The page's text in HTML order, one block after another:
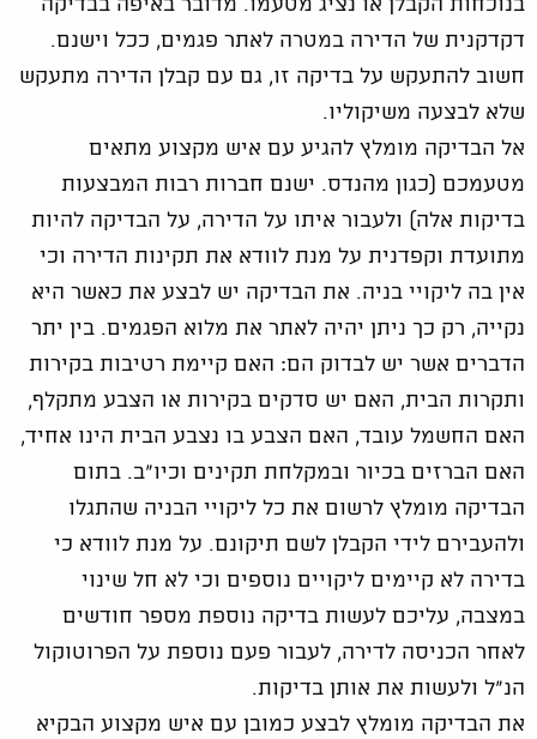
דקדקנית של הדירה במטרה לאתר פגמים, ככל וישנם.
חשוב להתעקש על בדיקה זו, גם עם קבלן הדירה מתעקש
שלא לבצעה משיקוליו.
אל הבדיקה מומלץ להגיע עם איש מקצוע מתאים
מטעמכם (כגון מהנדס. ישנם חברות רבות המבצעות
בדיקות אלה) ולעבור איתו על הדירה, על הבדיקה להיות
מתועדת וקפדנית על מנת לוודא את תקינות הדירה וכי
אין בה ליקויי בניה. את הבדיקה יש לבצע את כאשר היא
נקייה, רק כך ניתן יהיה לאתר את מלוא הפגמים. בין יתר
הדברים אשר יש לבדוק הם: האם קיימת רטיבות בקירות
ותקרות הבית, האם יש סדקים בקירות או הצבע מתקלף,
האם החשמל עובד, האם הצבע בו נצבע הבית הינו אחיד,
האם הברזים בכיור ובמקלחת תקינים וכיו"ב. בתום
הבדיקה מומלץ לרשום את כל ליקויי הבניה שהתגלו
ולהעבירם לידי הקבלן לשם תיקונם. על מנת לוודא כי
בדירה לא קיימים ליקויים נוספים וכי לא חל שינוי
במצבה, עליכם לעשות בדיקה נוספת מספר חודשים
לאחר הכניסה לדירה, לעבור פעם נוספת על הפרוטוקול
הנ"ל ולעשות את אותן בדיקות.
את הבדיקה מומלץ לבצע כמובן עם איש מקצוע הבקיא